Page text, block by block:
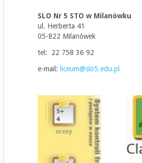
SLO Nr 5 STO w Milanówku
ul. Herberta 41
05-822 Milanówek
tel: 22 758 36 92
e-mail: liceum@slo5.edu.pl